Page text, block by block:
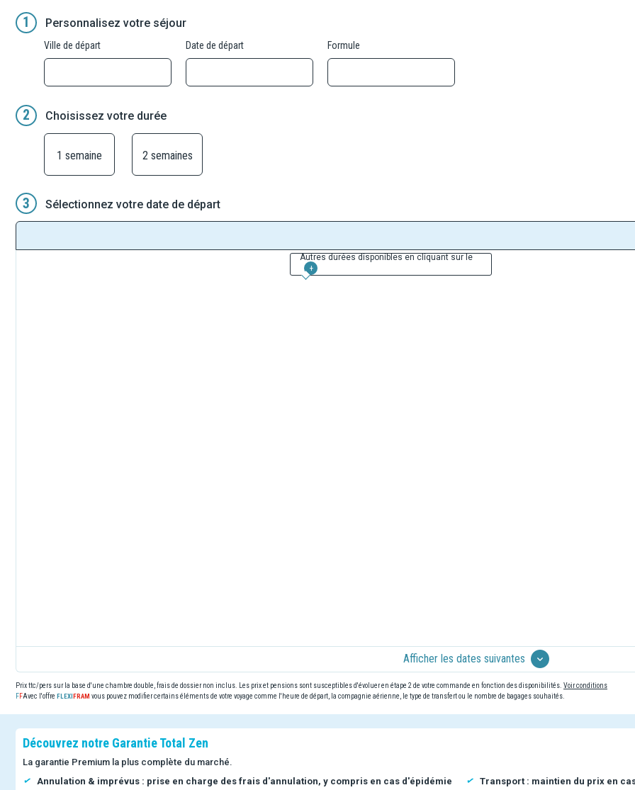
1 Personnalisez votre séjour
Ville de départ Date de départ Formule
2 Choisissez votre durée
1 semaine 2 semaines
3 Sélectionnez votre date de départ
Autres durées disponibles en cliquant sur le
+
Afficher les dates suivantes
Prix ttc/pers sur la base d'une chambre double, frais de dossier non inclus. Les prix et pensions sont susceptibles d'évoluer en étape 2 de votre commande en fonction des disponibilités. Voir conditions
Avec l'offre
vous pouvez modifier certains éléments de votre voyage comme l'heure de départ, la compagnie aérienne, le type de transfert ou le nombre de bagages souhaités.
Découvrez notre Garantie Total Zen
La garantie Premium la plus complète du marché.
Annulation & imprévus : prise en charge des frais d'annulation, y compris en cas d'épidémie
Transport : maintien du prix en